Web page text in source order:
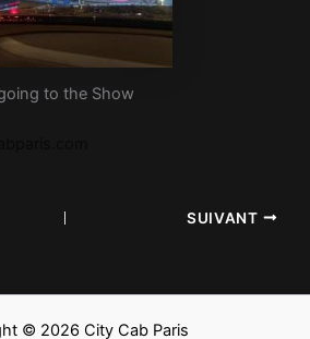
to the Show
SUIVANT
© 2026 City Cab Paris